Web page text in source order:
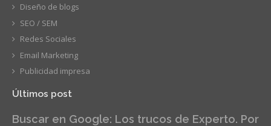
Diseño de blogs
SEO / SEM
Redes Sociales
Email Marketing
Publicidad impresa
Últimos post
Buscar en Google: Los trucos de Experto. Por